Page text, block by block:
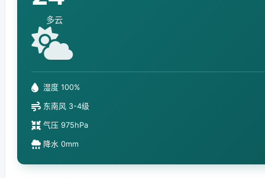
多云
湿度 100%
东南风 3-4级
气压 975hPa
降水 0mm